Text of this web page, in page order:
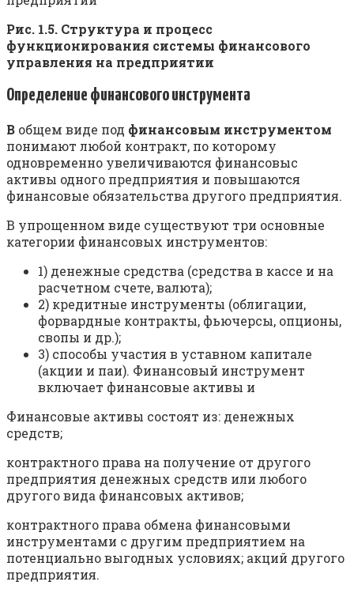
Рис. 1.5. Структура и процесс
функционирования системы финансового
управления на предприятии
Определение финансового инструмента
В общем виде под финансовым инструментом
понимают любой контракт, по которому
одновременно увеличиваются финансовыс
активы одного предприятия и повышаются
финансовые обязательства другого предприятия.
В упрощенном виде существуют три основные
категории финансовых инструментов:
1) денежные средства (средства в кассе и на
расчетном счете, валюта);
2) кредитные инструменты (облигации,
форвардные контракты, фьючерсы, опционы,
свопы и др.);
3) способы участия в уставном капитале
(акции и паи). Финансовый инструмент
включает финансовые активы и
Финансовые активы состоят из: денежных
средств;
контрактного права на получение от другого
предприятия денежных средств или любого
другого вида финансовых активов;
контрактного права обмена финансовыми
инструментами с другим предприятием на
потенциально выгодных условиях; акций другого
предприятия.